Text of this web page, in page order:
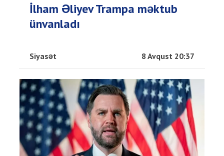
İlham Əliyev Trampa məktub
ünvanladı
Siyasət 8 Avqust 20:37